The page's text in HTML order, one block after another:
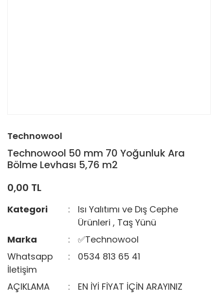
Technowool
Technowool 50 mm 70 Yoğunluk Ara
Bölme Levhası 5,76 m2
0,00 TL
Kategori
Isı Yalıtımı ve Dış Cephe
Ürünleri , Taş Yünü
Marka
✅Technowool
Whatsapp
İletişim
0534 813 65 41
AÇIKLAMA
EN İYİ FİYAT İÇİN ARAYINIZ